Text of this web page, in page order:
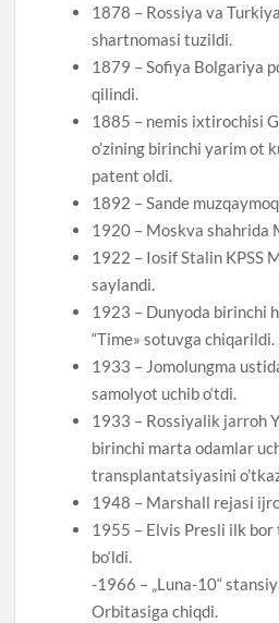
1878 – Rossiya va
shartnomasi tuzildi.
1879 – Sofiya Bolgariya
qilindi.
1885 – nemis ixtirochisi
o’zining birinchi yarim ot
patent oldi.
1892 – Sande
1920 – Moskva shahrida
1922 – Iosif Stalin KPSS
saylandi.
1923 – Dunyoda birinchi
“Time» sotuvga chiqarildi.
1933 – Jomolungma
samolyot uchib o‘tdi.
1933 – Rossiyalik jarroh
birinchi marta odamlar
transplantatsiyasini
1948 – Marshall rejasi
1955 – Elvis Presli ilk
bo‘ldi.
-1966 – „Luna-10“
Orbitasiga chiqdi.